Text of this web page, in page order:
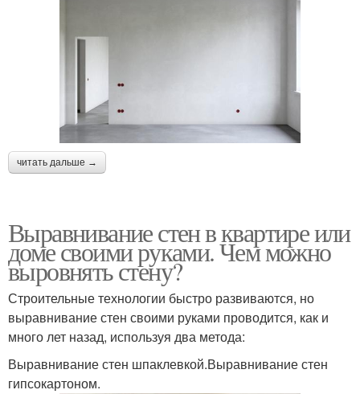
читать дальше →
Выравнивание стен в квартире или
доме своими руками. Чем можно
выровнять стену?
Строительные технологии быстро развиваются, но
выравнивание стен своими руками проводится, как и
много лет назад, используя два метода:
Выравнивание стен шпаклевкой.Выравнивание стен
гипсокартоном.